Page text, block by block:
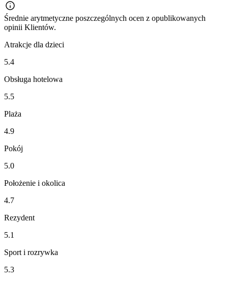
Średnie arytmetyczne poszczególnych ocen z opublikowanych
opinii Klientów.
Atrakcje dla dzieci
5.4
Obsługa hotelowa
5.5
Plaża
4.9
Pokój
5.0
Położenie i okolica
4.7
Rezydent
5.1
Sport i rozrywka
5.3